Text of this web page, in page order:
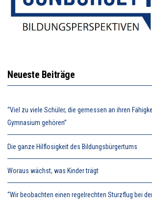
Neueste Beiträge
“Viel zu viele Schüler, die gemessen an ihren
Gymnasium gehören”
Die ganze Hilflosigkeit des Bildungsbürgertums
Woraus wächst, was Kinder trägt
“Wir beobachten einen regelrechten Sturzflug bei